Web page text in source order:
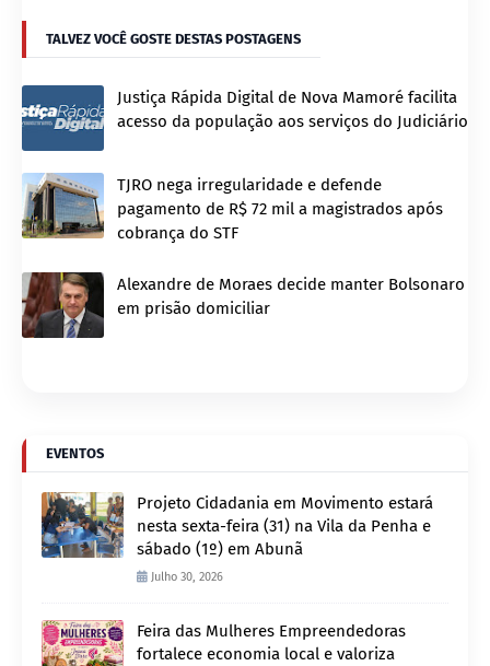
TALVEZ VOCÊ GOSTE DESTAS POSTAGENS
Justiça Rápida Digital de Nova Mamoré facilita
acesso da população aos serviços do Judiciário
TJRO nega irregularidade e defende
pagamento de R$ 72 mil a magistrados após
cobrança do STF
Alexandre de Moraes decide manter Bolsonaro
em prisão domiciliar
EVENTOS
Projeto Cidadania em Movimento estará
nesta sexta-feira (31) na Vila da Penha e
sábado (1º) em Abunã
Julho 30, 2026
Feira das Mulheres Empreendedoras
fortalece economia local e valoriza